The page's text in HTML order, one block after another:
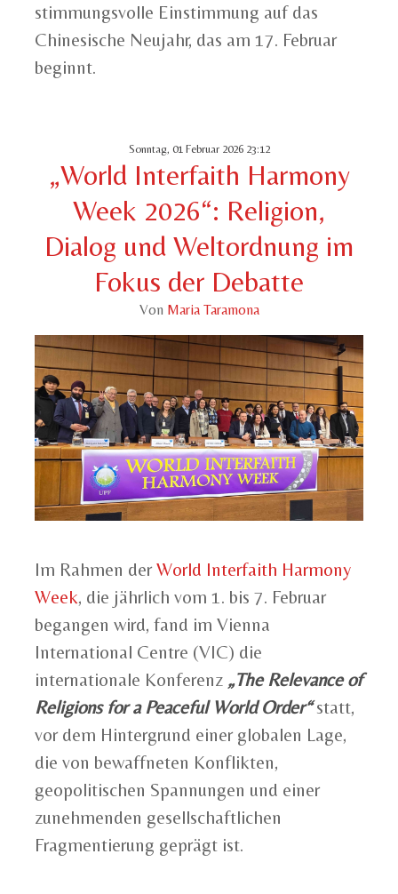
stimmungsvolle Einstimmung auf das
Chinesische Neujahr, das am 17. Februar
beginnt.
Sonntag, 01 Februar 2026 23:12
„World Interfaith Harmony
Week 2026“: Religion,
Dialog und Weltordnung im
Fokus der Debatte
Von Maria Taramona
Im Rahmen derWorld Interfaith Harmony
Week, die jährlich vom 1. bis 7. Februar
begangen wird, fand im Vienna
International Centre (VIC) die
internationale Konferenz „The Relevance of
Religions for a Peaceful World Order“statt,
vor dem Hintergrund einer globalen Lage,
die von bewaffneten Konflikten,
geopolitischen Spannungen und einer
zunehmenden gesellschaftlichen
Fragmentierung geprägt ist.